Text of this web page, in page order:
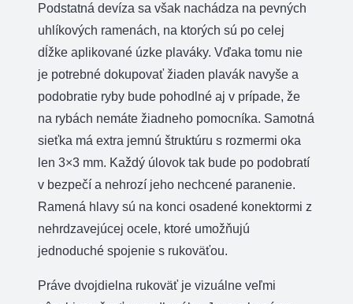
Podstatná devíza sa však nachádza na pevných
uhlíkových ramenách, na ktorých sú po celej
dĺžke aplikované úzke plaváky. Vďaka tomu nie
je potrebné dokupovať žiaden plavák navyše a
podobratie ryby bude pohodlné aj v prípade, že
na rybách nemáte žiadneho pomocníka. Samotná
sieťka má extra jemnú štruktúru s rozmermi oka
len 3×3 mm. Každý úlovok tak bude po podobratí
v bezpečí a nehrozí jeho nechcené paranenie.
Ramená hlavy sú na konci osadené konektormi z
nehrdzavejúcej ocele, ktoré umožňujú
jednoduché spojenie s rukoväťou.
Práve dvojdielna rukoväť je vizuálne veľmi